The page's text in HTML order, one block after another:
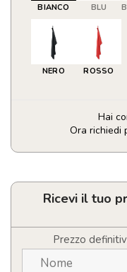
BIANCO BLU
NERO ROSSO
Hai
Ora richiedi
Asciugamano
microfibra
personalizzabile
Ricevi il tuo
Prezzo